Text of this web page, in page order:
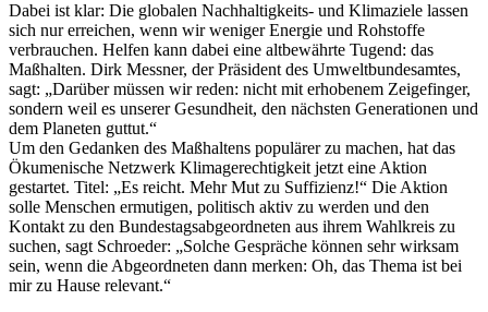
Dabei ist klar: Die globalen Nachhaltigkeits- und Klimaziele lassen
sich nur erreichen, wenn wir weniger Energie und Rohstoffe
verbrauchen. Helfen kann dabei eine altbewährte Tugend: das
Maßhalten. Dirk Messner, der Präsident des Umweltbundesamtes,
sagt: „Darüber müssen wir reden: nicht mit erhobenem Zeigefinger,
sondern weil es unserer Gesundheit, den nächsten Generationen und
dem Planeten guttut.“
Um den Gedanken des Maßhaltens populärer zu machen, hat das
Ökumenische Netzwerk Klimagerechtigkeit jetzt eine Aktion
gestartet. Titel: „Es reicht. Mehr Mut zu Suffizienz!“ Die Aktion
solle Menschen ermutigen, politisch aktiv zu werden und den
Kontakt zu den Bundestagsabgeordneten aus ihrem Wahlkreis zu
suchen, sagt Schroeder: „Solche Gespräche können sehr wirksam
sein, wenn die Abgeordneten dann merken: Oh, das Thema ist bei
mir zu Hause relevant.“